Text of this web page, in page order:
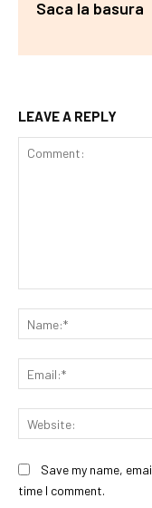
Saca la basura
LEAVE A REPLY
Save my name,
time I comment.